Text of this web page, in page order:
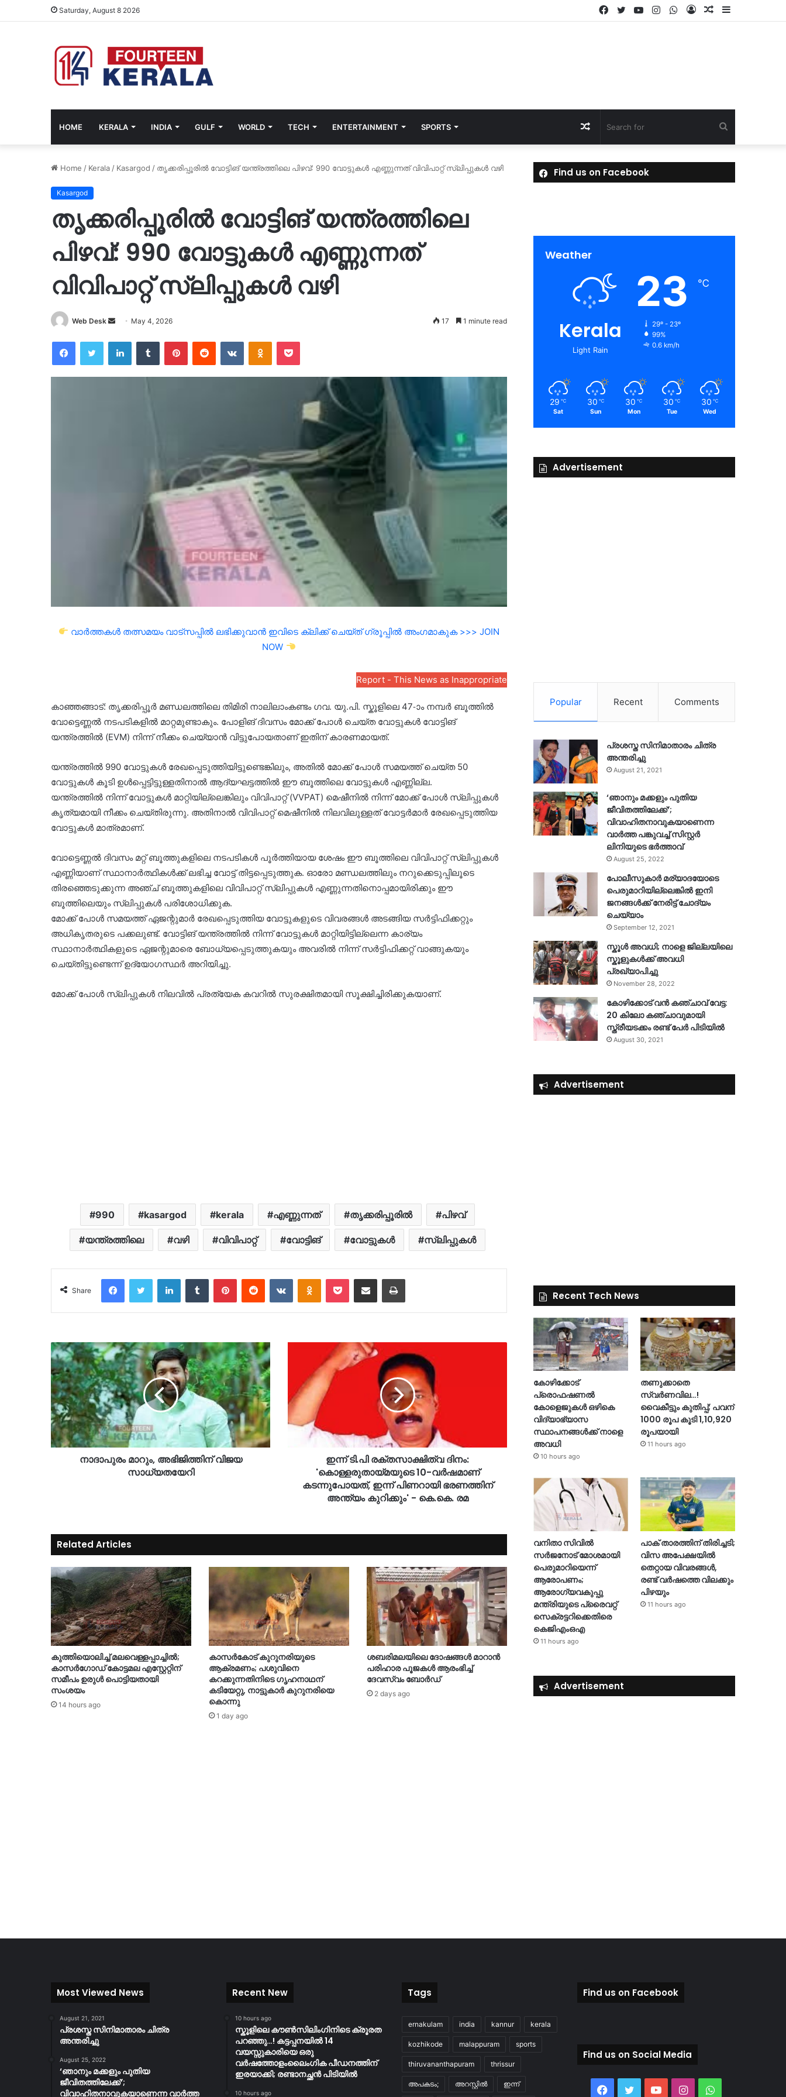
Saturday, August 8 2026 Sidebar
Random
Log
WhatsApp
Instagram
YouTube
Twitter
Facebook
HOME KERALA INDIA GULF WORLD TECH ENTERTAINMENT SPORTS
for
Random
Article
Home / Kerala / Kasargod / തൃക്കരിപ്പൂരിൽ വോട്ടിങ് യന്ത്രത്തിലെ പിഴവ്: 990 വോട്ടുകൾ എണ്ണുന്നത് വിവിപാറ്റ് സ്ലിപ്പുകൾ വഴി
Kasargod
തൃക്കരിപ്പൂരിൽ വോട്ടിങ് യന്ത്രത്തിലെ
പിഴവ്: 990 വോട്ടുകൾ എണ്ണുന്നത്
വിവിപാറ്റ് സ്ലിപ്പുകൾ വഴി
Web Desk
Send
email
May 4, 2026 17 1 minute read
FacebookTwitter LinkedInTumblr PinterestReddit VKontakteOdnoklassniki
Pocket
വാർത്തകൾ തത്സമയം വാട്സപ്പിൽ ലഭിക്കുവാൻ ഇവിടെ ക്ലിക്ക് ചെയ്ത് ഗ്രൂപ്പിൽ അംഗമാകുക >>> JOIN
NOW
Report - This News as Inappropriate
കാഞ്ഞങ്ങാട്: തൃക്കരിപ്പൂർ മണ്ഡലത്തിലെ തിമിരി നാലിലാംകണ്ടം ഗവ. യു.പി. സ്കൂളിലെ 47-ാം നമ്പർ ബൂത്തിൽ
വോട്ടെണ്ണൽ നടപടികളിൽ മാറ്റമുണ്ടാകും. പോളിങ് ദിവസം മോക്ക് പോൾ ചെയ്ത വോട്ടുകൾ വോട്ടിങ്
യന്ത്രത്തിൽ (EVM) നിന്ന് നീക്കം ചെയ്യാൻ വിട്ടുപോയതാണ് ഇതിന് കാരണമായത്.
യന്ത്രത്തിൽ 990 വോട്ടുകൾ രേഖപ്പെടുത്തിയിട്ടുണ്ടെങ്കിലും, അതിൽ മോക്ക് പോൾ സമയത്ത് ചെയ്ത 50
വോട്ടുകൾ കൂടി ഉൾപ്പെട്ടിട്ടുള്ളതിനാൽ ആദ്യഘട്ടത്തിൽ ഈ ബൂത്തിലെ വോട്ടുകൾ എണ്ണില്ല.
യന്ത്രത്തിൽ നിന്ന് വോട്ടുകൾ മാറ്റിയില്ലെങ്കിലും വിവിപാറ്റ് (VVPAT) മെഷീനിൽ നിന്ന് മോക്ക് പോൾ സ്ലിപ്പുകൾ
കൃത്യമായി നീക്കം ചെയ്തിരുന്നു. അതിനാൽ വിവിപാറ്റ് മെഷീനിൽ നിലവിലുള്ളത് വോട്ടർമാർ രേഖപ്പെടുത്തിയ
വോട്ടുകൾ മാത്രമാണ്.
വോട്ടെണ്ണൽ ദിവസം മറ്റ് ബൂത്തുകളിലെ നടപടികൾ പൂർത്തിയായ ശേഷം ഈ ബൂത്തിലെ വിവിപാറ്റ് സ്ലിപ്പുകൾ
എണ്ണിയാണ് സ്ഥാനാർത്ഥികൾക്ക് ലഭിച്ച വോട്ട് തിട്ടപ്പെടുത്തുക. ഓരോ മണ്ഡലത്തിലും നറുക്കെടുപ്പിലൂടെ
തിരഞ്ഞെടുക്കുന്ന അഞ്ച് ബൂത്തുകളിലെ വിവിപാറ്റ് സ്ലിപ്പുകൾ എണ്ണുന്നതിനൊപ്പമായിരിക്കും ഈ
ബൂത്തിലെയും സ്ലിപ്പുകൾ പരിശോധിക്കുക.
മോക്ക് പോൾ സമയത്ത് ഏജന്റുമാർ രേഖപ്പെടുത്തിയ വോട്ടുകളുടെ വിവരങ്ങൾ അടങ്ങിയ സർട്ടിഫിക്കറ്റും
അധികൃതരുടെ പക്കലുണ്ട്. വോട്ടിങ് യന്ത്രത്തിൽ നിന്ന് വോട്ടുകൾ മാറ്റിയിട്ടില്ലെന്ന കാര്യം
സ്ഥാനാർത്ഥികളുടെ ഏജന്റുമാരെ ബോധ്യപ്പെടുത്തുകയും അവരിൽ നിന്ന് സർട്ടിഫിക്കറ്റ് വാങ്ങുകയും
ചെയ്തിട്ടുണ്ടെന്ന് ഉദ്യോഗസ്ഥർ അറിയിച്ചു.
മോക്ക് പോൾ സ്ലിപ്പുകൾ നിലവിൽ പ്രത്യേക കവറിൽ സുരക്ഷിതമായി സൂക്ഷിച്ചിരിക്കുകയാണ്.
990 kasargod kerala എണ്ണുന്നത് തൃക്കരിപ്പൂരിൽ പിഴവ്
യന്ത്രത്തിലെ വഴി വിവിപാറ്റ് വോട്ടിങ് വോട്ടുകൾ സ്ലിപ്പുകൾ
Share
FacebookTwitter LinkedInTumblr PinterestReddit VKontakteOdnoklassniki
Pocket Share via Email Print
നാദാപുരം മാറും, അഭിജിത്തിന് വിജയ
സാധ്യതയേറി
ഇന്ന് ടി.പി രക്തസാക്ഷിത്വ ദിനം:
'കൊള്ളരുതായ്മയുടെ 10-വർഷമാണ്
കടന്നുപോയത്, ഇന്ന് പിണറായി ഭരണത്തിന്
അന്ത്യം കുറിക്കും' - കെ.​കെ. രമ
Related Articles
കുത്തിയൊലിച്ച് മലവെള്ളപ്പാച്ചിൽ;
കാസർഗോഡ് കോട്ടമല എസ്റ്റേറ്റിന്
സമീപം ഉരുൾ പൊട്ടിയതായി
സംശയം
14 hours ago
കാസർകോട് കുറുനരിയുടെ
ആക്രമണം; പശുവിനെ
കറക്കുന്നതിനിടെ ഗൃഹനാഥന്
കടിയേറ്റു, നാട്ടുകാർ കുറുനരിയെ
കൊന്നു
1 day ago
ശബരിമലയിലെ ദോഷങ്ങള്‍ മാറാൻ
പരിഹാര പൂജകൾ ആരംഭിച്ച്
ദേവസ്വം ബോർഡ്
2 days ago
Find us on Facebook
Weather
Kerala
Light Rain
23 ℃
29º - 23º
99%
0.6 km/h
29 ℃
Sat
30 ℃
Sun
30 ℃
Mon
30 ℃
Tue
30 ℃
Wed
Advertisement
Popular Recent Comments
പ്രശസ്ത സിനിമാതാരം ചിത്ര
അന്തരിച്ചു
August 21, 2021
‘ഞാനും മക്കളും പുതിയ
ജീവിതത്തിലേക്ക്’;
വിവാഹിതനാവുകയാണെന്ന
വാർത്ത പങ്കുവച്ച് സിസ്റ്റർ
ലിനിയുടെ ഭർത്താവ്
August 25, 2022
പോലീസുകാര്‍ മര്യാദയോടെ
പെരുമാറിയില്ലെങ്കില്‍ ഇനി
ജനങ്ങള്‍ക്ക് നേരിട്ട് ചോദ്യം
ചെയ്യാം
September 12, 2021
സ്കൂൾ അവധി; നാളെ ജില്ലയിലെ
സ്കൂളുകൾക്ക് അവധി
പ്രഖ്യാപിച്ചു
November 28, 2022
കോഴിക്കോട് വൻ കഞ്ചാവ് വേട്ട:
20 കിലോ കഞ്ചാവുമായി
സ്ത്രീയടക്കം രണ്ട് പേർ പിടിയിൽ
August 30, 2021
Advertisement
Recent Tech News
കോഴിക്കോട്
പ്രൊഫഷണൽ
കോളെജുകൾ ഒഴികെ
വിദ്യാഭ്യാസ
സ്ഥാപനങ്ങൾക്ക് നാളെ
അവധി
10 hours ago
തണുക്കാതെ
സ്വർണവില…!
വൈകീട്ടും കുതിപ്പ്; പവന്
1000 രൂപ കൂടി 1,10,920
രൂപയായി
11 hours ago
വനിതാ സിവിൽ
സർജനോട് മോശമായി
പെരുമാറിയെന്ന്
ആരോപണം;
ആരോഗ്യവകുപ്പു
മന്ത്രിയുടെ പ്രൈവറ്റ്
സെക്രട്ടറിക്കെതിരെ
കെജിഎംഒഎ
11 hours ago
പാക് താരത്തിന് തിരിച്ചടി;
വിസ അപേക്ഷയിൽ
തെറ്റായ വിവരങ്ങൾ,
രണ്ട് വർഷത്തെ വിലക്കും
പിഴയും
11 hours ago
Advertisement
Most Viewed News
August 21, 2021
പ്രശസ്ത സിനിമാതാരം ചിത്ര
അന്തരിച്ചു
August 25, 2022
‘ഞാനും മക്കളും പുതിയ
ജീവിതത്തിലേക്ക്’;
വിവാഹിതനാവുകയാണെന്ന വാർത്ത
Recent New
10 hours ago
സ്കൂളിലെ കൗൺസിലിംഗിനിടെ ക്രൂരത
പറഞ്ഞു…! കട്ടപ്പനയിൽ 14
വയസ്സുകാരിയെ ഒരു
വർഷത്തോളംലൈംഗിക പീഡനത്തിന്
ഇരയാക്കി; രണ്ടാനച്ഛൻ പിടിയിൽ
10 hours ago
Tags
ernakulam india kannur kerala
kozhikode malappuram sports
thiruvananthapuram thrissur
അപകടം; അറസ്റ്റിൽ ഇന്ന്
Find us on Facebook
Find us on Social Media
Facebook
TwitterYouTubeInstagramWhatsApp